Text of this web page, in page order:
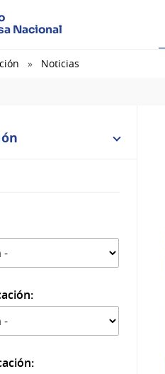
Nacional
Noticias